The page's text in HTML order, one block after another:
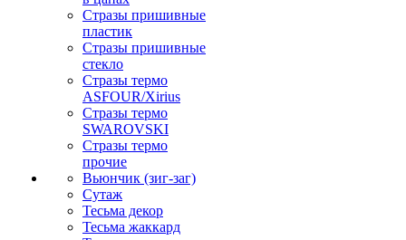
Стразы пришивные
пластик
Стразы пришивные
стекло
Стразы термо
ASFOUR/Xirius
Стразы термо
SWAROVSKI
Стразы термо
прочие
Вьюнчик (зиг-заг)
Сутаж
Тесьма декор
Тесьма жаккард